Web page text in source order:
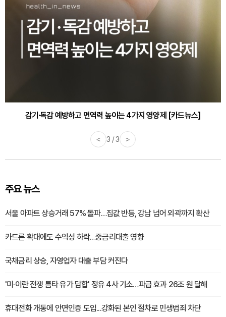
감기·독감 예방하고 면역력 높이는 4가지 영양제 [카드뉴스]
< 3 / 3 >
주요 뉴스
서울 아파트 상승거래 57% 돌파…집값 반등, 강남 넘어 외곽까지 확산
카드론 확대에도 수익성 하락…중금리대출 영향
국채금리 상승, 자영업자 대출 부담 커진다
'미·이란 전쟁 틈타 유가 담합' 정유 4사 기소…파급 효과 26조 원 달해
휴대전화 개통에 안면인증 도입...강화된 본인 절차로 민생범죄 차단